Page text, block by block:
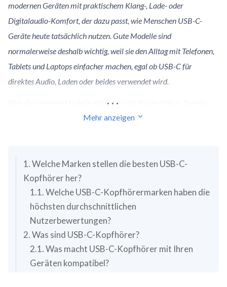
modernen Geräten mit praktischem Klang-, Lade- oder
Digitalaudio-Komfort, der dazu passt, wie Menschen USB-C-
Geräte heute tatsächlich nutzen. Gute Modelle sind
normalerweise deshalb wichtig, weil sie den Alltag mit Telefonen,
Tablets und Laptops einfacher machen, egal ob USB-C für
direktes Audio, Laden oder beides verwendet wird.
Was die besseren Modelle abhebt, ist die Klarheit ihres Zwecks.
Entweder funktionieren sie gut als echte kabelgebundene USB-C-
beiden Ideen zu stehen.
...
Mehr anzeigen
1. Welche Marken stellen die besten USB-C-
Kopfhörer her?
1.1. Welche USB-C-Kopfhörermarken haben die
höchsten durchschnittlichen
Nutzerbewertungen?
2. Was sind USB-C-Kopfhörer?
2.1. Was macht USB-C-Kopfhörer mit Ihren
Geräten kompatibel?